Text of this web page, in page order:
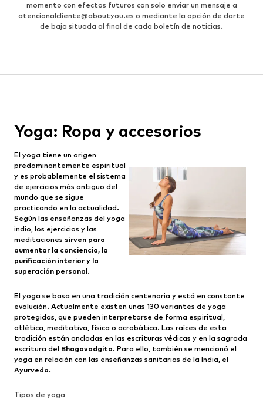
momento con efectos futuros con solo enviar un mensaje a
atencionalcliente@aboutyou.es o mediante la opción de darte
de baja situada al final de cada boletín de noticias.
Yoga: Ropa y accesorios
El yoga tiene un origen
predominantemente espiritual
y es probablemente el sistema
de ejercicios más antiguo del
mundo que se sigue
practicando en la actualidad.
Según las enseñanzas del yoga
indio, los ejercicios y las
meditaciones sirven para
aumentar la conciencia, la
purificación interior y la
superación personal.
El yoga se basa en una tradición centenaria y está en constante
evolución. Actualmente existen unas 130 variantes de yoga
protegidas, que pueden interpretarse de forma espiritual,
atlética, meditativa, física o acrobática. Las raíces de esta
tradición están ancladas en las escrituras védicas y en la sagrada
escritura del Bhagavadgita. Para ello, también se mencionó el
yoga en relación con las enseñanzas sanitarias de la India, el
Ayurveda.
Tipos de yoga